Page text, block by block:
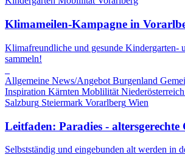
Klimameilen-Kampagne in
Klimafreundliche und gesunde Kindergarten-
sammeln!
Allgemeine News/Angebot Burgenland
Inspiration Kärnten Moblilität Niederösterreich
Salzburg Steiermark Vorarlberg Wien
Leitfaden: Paradies - altersgerechte
Selbstständig und eingebunden alt werden in